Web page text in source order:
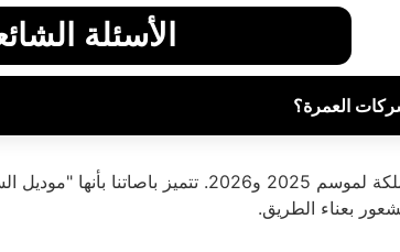
الأسئلة
العمرة؟
نحن نفخر بتقديم أحدث أسطول حافلات في
بعناء الطريق.